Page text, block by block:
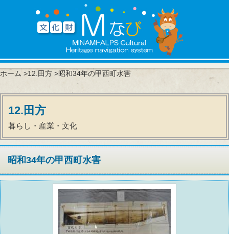
ホーム >12.田方 >昭和34年の甲西町水害
12.田方
暮らし・産業・文化
昭和34年の甲西町水害